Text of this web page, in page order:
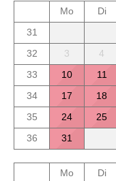
Mo
Di
31
32
3 4
33
10 11
34
17 18
35
24 25
36
31
Mo
Di